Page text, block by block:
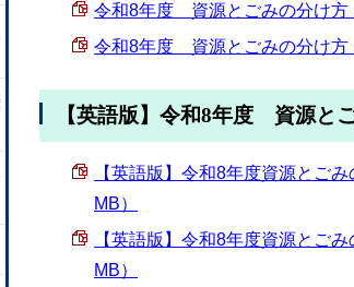
令和8年度 資源とごみの分け方
令和8年度 資源とごみの分け方
【英語版】令和8年度 資源と
【英語版】令和8年度資源とご
MB）
【英語版】令和8年度資源とご
MB）